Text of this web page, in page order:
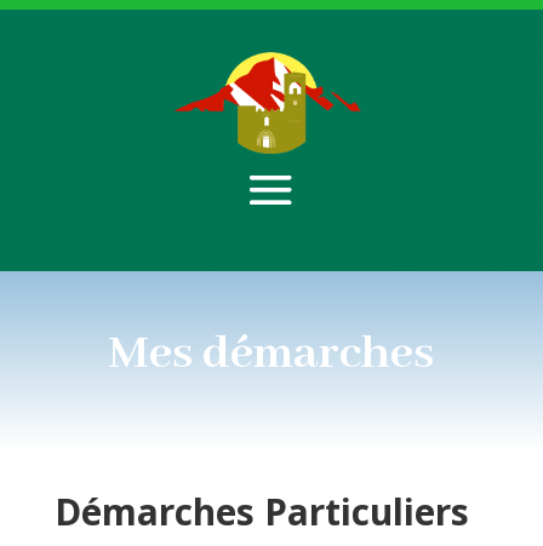
Mes démarches
Démarches Particuliers